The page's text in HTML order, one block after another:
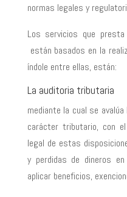
normas legales y
Los servicios que
están basados en la
índole entre ellas, están:
La auditoria tributaria
mediante la cual se
carácter tributario, con
legal de estas
y perdidas de dineros
aplicar beneficios,